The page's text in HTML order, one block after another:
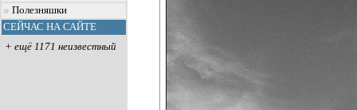
Полезняшки
СЕЙЧАС НА САЙТЕ
+ ещё 1171 неизвестный